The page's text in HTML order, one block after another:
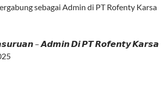
sebagai Admin di PT Rofenty Karsa
– 𝘼𝙙𝙢𝙞𝙣 𝘿𝙞 𝙋𝙏 𝙍𝙤𝙛𝙚𝙣𝙩𝙮 𝙆𝙖𝙧𝙨𝙖